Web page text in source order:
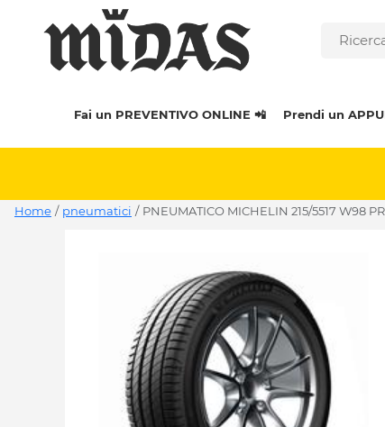
Fai un PREVENTIVO ONLINE 📲 Prendi un
Home / pneumatici / PNEUMATICO MICHELIN 215/5517 W98